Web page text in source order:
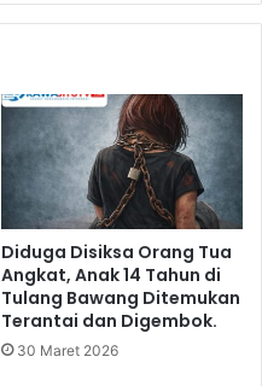
Diduga Disiksa Orang Tua
Angkat, Anak 14 Tahun di
Tulang Bawang Ditemukan
Terantai dan Digembok.
30 Maret 2026